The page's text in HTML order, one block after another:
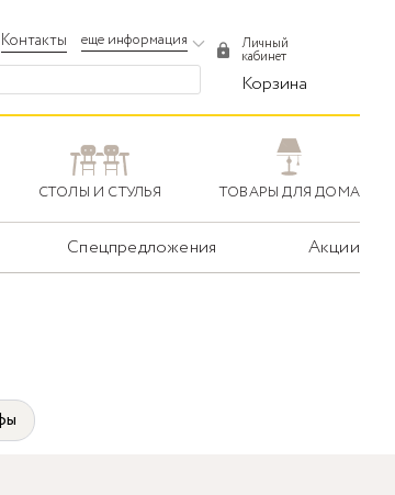
Контакты еще информация Личный
кабинет
Корзина
СТОЛЫ И СТУЛЬЯ ТОВАРЫ ДЛЯ ДОМА
Спецпредложения Акции